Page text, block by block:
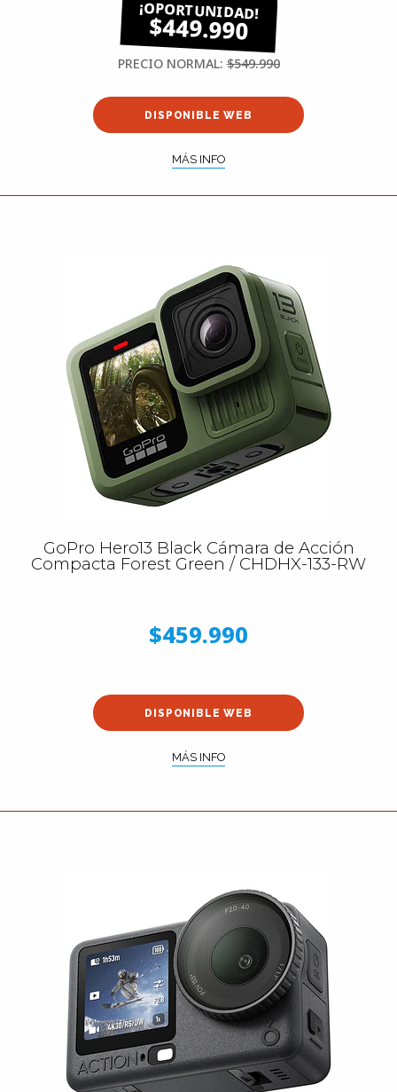
$449.990
PRECIO NORMAL:$549.990
DISPONIBLE WEB
MÁS INFO
GoPro Hero13 Black Cámara de Acción
Compacta Forest Green / CHDHX-133-RW
$459.990
DISPONIBLE WEB
MÁS INFO